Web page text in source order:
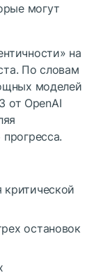
могут
на
По словам
моделей
от OpenAI
критической
остановок